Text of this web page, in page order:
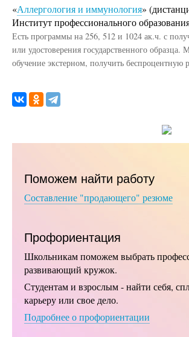
«Аллергология и иммунология»
Институт профессионального
Есть программы на 256, 512 и 1024 ак.ч. с
или удостоверения государственного
обучение экстерном, получить беспроцентную
Поможем найти работу
Составление "продающего" резюме
Профориентация
Школьникам поможем выбрать
развивающий кружок.
Студентам и взрослым - найти себя,
карьеру или свое дело.
Подробнее о профориентации